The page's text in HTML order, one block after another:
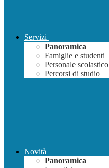
Servizi
Panoramica
Famiglie e studenti
Personale scolastico
Percorsi di studio
Novità
Panoramica